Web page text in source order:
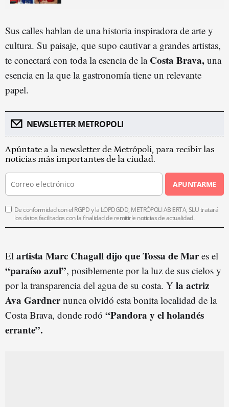
Sus calles hablan de una historia inspiradora de arte y
cultura. Su paisaje, que supo cautivar a grandes artistas,
te conectará con toda la esencia de laCosta Brava, una
esencia en la que la gastronomía tiene un relevante
papel.
NEWSLETTER METROPOLI
Apúntate a la newsletter de Metrópoli, para recibir las
noticias más importantes de la ciudad.
APUNTARME
De conformidad con el RGPD y la LOPDGDD, METRÓPOLI ABIERTA, SLU tratará
los datos facilitados con la finalidad de remitirle noticias de actualidad.
El artista Marc Chagall dijo que Tossa de Mares el
“paraíso azul”, posiblemente por la luz de sus cielos y
por la transparencia del agua de su costa. Y la actriz
Ava Gardnernunca olvidó esta bonita localidad de la
Costa Brava, donde rodó “Pandora y el holandés
errante”.